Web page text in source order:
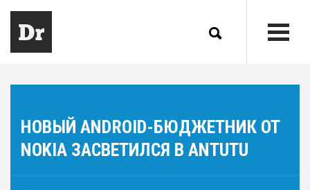
НОВЫЙ ANDROID-БЮДЖЕТНИК ОТ
NOKIA ЗАСВЕТИЛСЯ В ANTUTU